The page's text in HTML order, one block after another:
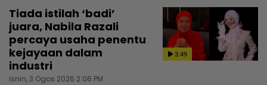
3:49
Tiada istilah ‘badi’
juara, Nabila Razali
percaya usaha penentu
kejayaan dalam
industri
Isnin, 3 Ogos 2026 2:06 PM